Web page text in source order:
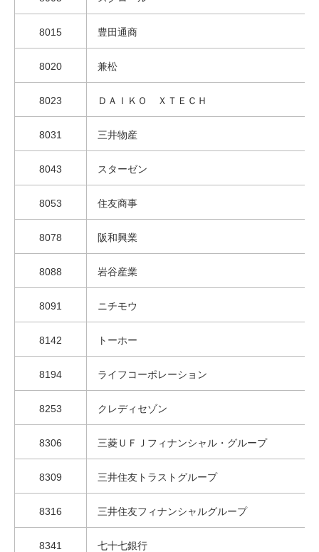
8015 豊田通商
8020 兼松
8023 ＤＡＩＫＯ ＸＴＥＣＨ
8031 三井物産
8043 スターゼン
8053 住友商事
8078 阪和興業
8088 岩谷産業
8091 ニチモウ
8142 トーホー
8194 ライフコーポレーション
8253 クレディセゾン
8306 三菱ＵＦＪフィナンシャル・グループ
8309 三井住友トラストグループ
8316 三井住友フィナンシャルグループ
8341 七十七銀行